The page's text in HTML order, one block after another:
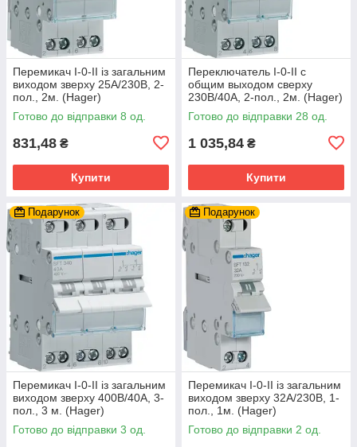
Перемикач I-0-II із загальним
виходом зверху 25А/230В, 2-
пол., 2м. (Hager)
Готово до відправки 8 од.
831,48 ₴
Купити
Переключатель I-0-II с
общим выходом сверху
230В/40А, 2-пол., 2м. (Hager)
Готово до відправки 28 од.
1 035,84 ₴
Купити
Подарунок
Перемикач I-0-II із загальним
виходом зверху 400В/40А, 3-
пол., 3 м. (Hager)
Готово до відправки 3 од.
Подарунок
Перемикач I-0-II із загальним
виходом зверху 32А/230В, 1-
пол., 1м. (Hager)
Готово до відправки 2 од.